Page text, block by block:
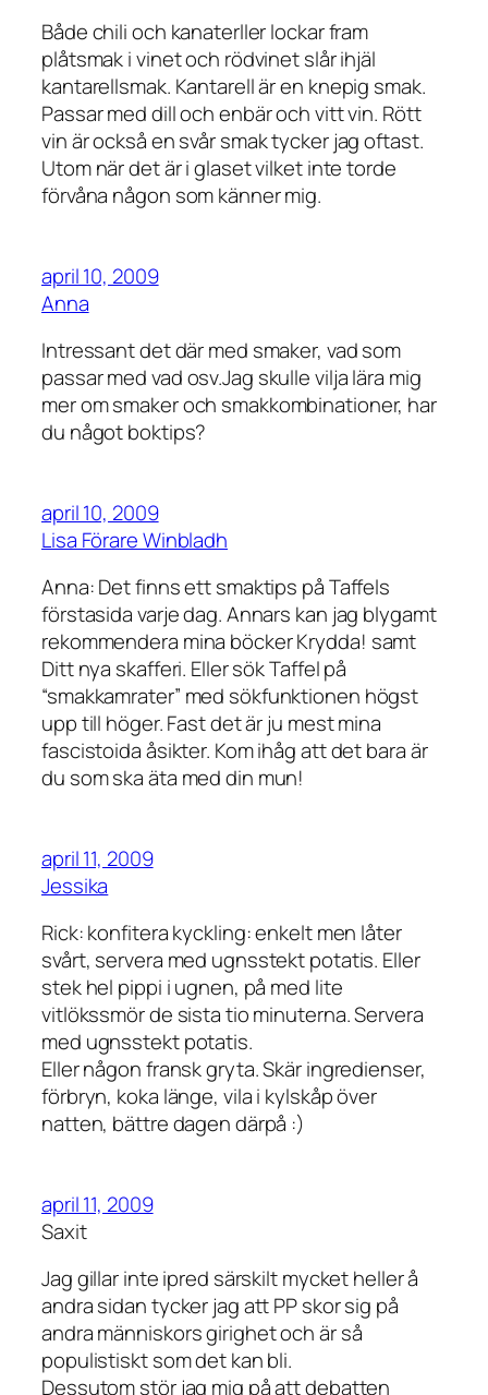
Både chili och kanaterller lockar fram
plåtsmak i vinet och rödvinet slår ihjäl
kantarellsmak. Kantarell är en knepig smak.
Passar med dill och enbär och vitt vin. Rött
vin är också en svår smak tycker jag oftast.
Utom när det är i glaset vilket inte torde
förvåna någon som känner mig.
april 10, 2009
Anna
Intressant det där med smaker, vad som
passar med vad osv.Jag skulle vilja lära mig
mer om smaker och smakkombinationer, har
du något boktips?
april 10, 2009
Lisa Förare Winbladh
Anna: Det finns ett smaktips på Taffels
förstasida varje dag. Annars kan jag blygamt
rekommendera mina böcker Krydda! samt
Ditt nya skafferi. Eller sök Taffel på
“smakkamrater” med sökfunktionen högst
upp till höger. Fast det är ju mest mina
fascistoida åsikter. Kom ihåg att det bara är
du som ska äta med din mun!
april 11, 2009
Jessika
Rick: konfitera kyckling: enkelt men låter
svårt, servera med ugnsstekt potatis. Eller
stek hel pippi i ugnen, på med lite
vitlökssmör de sista tio minuterna. Servera
med ugnsstekt potatis.
Eller någon fransk gryta. Skär ingredienser,
förbryn, koka länge, vila i kylskåp över
natten, bättre dagen därpå :)
april 11, 2009
Saxit
Jag gillar inte ipred särskilt mycket heller å
andra sidan tycker jag att PP skor sig på
andra människors girighet och är så
populistiskt som det kan bli.
Dessutom stör jag mig på att debatten